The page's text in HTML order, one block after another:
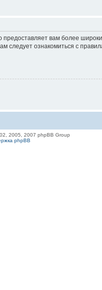
вам более
следует ознакомиться с
2005, 2007 phpBB Group
phpBB